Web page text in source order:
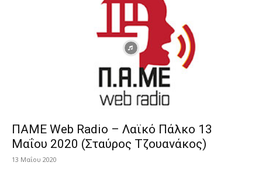
ΠΑΜΕ Web Radio – Λαϊκό Πάλκο 13
Μαΐου 2020 (Σταύρος Τζουανάκος)
13 Μαΐου 2020